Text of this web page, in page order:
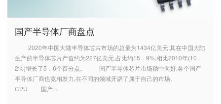
国产半导体厂商盘点
2020年中国大陆半导体芯片市场的总量为1434亿美元,其在中国大陆
生产的半导体芯片产值约为227亿美元,占比约15．9%,相比2010年(10．
2%)增长了5．6个百分点。 国产半导体芯片市场稳中向好,各个国产
半导体厂商也竞相发力,在不同的领域开辟了属于自己的市场。
CPU 国产...